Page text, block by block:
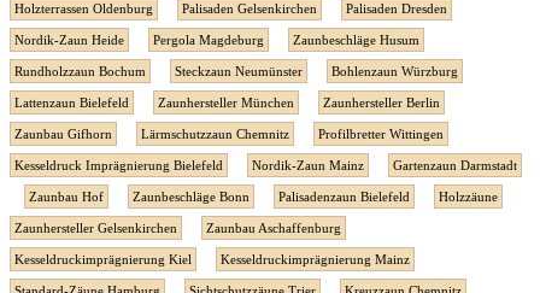
Holzterrassen Oldenburg Palisaden Gelsenkirchen Palisaden Dresden
Nordik-Zaun Heide Pergola Magdeburg Zaunbeschläge Husum
Rundholzzaun Bochum Steckzaun Neumünster Bohlenzaun Würzburg
Lattenzaun Bielefeld Zaunhersteller München Zaunhersteller Berlin
Zaunbau Gifhorn Lärmschutzzaun Chemnitz Profilbretter Wittingen
Kesseldruck Imprägnierung Bielefeld Nordik-Zaun Mainz Gartenzaun Darmstadt
Zaunbau Hof Zaunbeschläge Bonn Palisadenzaun Bielefeld Holzzäune
Zaunhersteller Gelsenkirchen Zaunbau Aschaffenburg
Kesseldruckimprägnierung Kiel Kesseldruckimprägnierung Mainz